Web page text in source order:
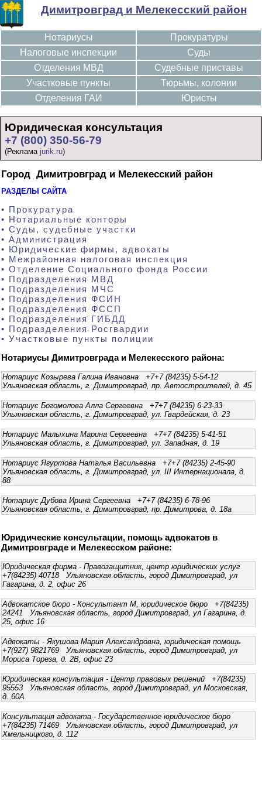
Димитровград и Мелекесский район
Нотариусы
Налоговые инспекции
Отделения МВД
Участковые пункты
Отделения ГАИ
Прокуратуры
Суды
Судебные приставы
Тюрьмы, колонии
Юристы
Юридическая консультация
+7 (800) 350-56-79
(Реклама jurik.ru)
Город Димитровград и Мелекесский район
РАЗДЕЛЫ САЙТА
• Прокуратура
• Нотариальные конторы
• Суды, судебные участки
• Администрация
• Юридические фирмы, адвокаты
• Межрайонная налоговая инспекция
• Отделение Социального фонда России
• Подразделения МВД
• Подразделения МЧС
• Подразделения ФСИН
• Подразделения ФССП
• Подразделения ГИБДД
• Подразделения Росгвардии
• Участковые пункты полиции
Нотариусы Димитровграда и Мелекесского района:
Нотариус Козырева Галина Ивановна +7+7 (84235) 5-54-12
Ульяновская область, г. Димитровград, пр. Автостроителей, д. 45
Нотариус Богомолова Алла Сергеевна +7+7 (84235) 6-23-33
Ульяновская область, г. Димитровград, ул. Гвардейская, д. 23
Нотариус Малыхина Марина Сергеевна +7+7 (84235) 5-41-51
Ульяновская область, г. Димитровград, ул. Западная, д. 19
Нотариус Ягуртова Наталья Васильевна +7+7 (84235) 2-45-90
Ульяновская область, г. Димитровград, ул. III Интернационала, д.
88
Нотариус Дубова Ирина Сергеевна +7+7 (84235) 6-78-96
Ульяновская область, г. Димитровград, пр. Димитрова, д. 18а
Юридические консультации, помощь адвокатов в
Димитровграде и Мелекесском районе:
Юридическая фирма - Правозащитник, центр юридических услуг
+7(84235) 40718 Ульяновская область, город Димитровград, ул
Гагарина, д. 2, офис 26
Адвокатское бюро - Консультант М, юридическое бюро +7(84235)
24241 Ульяновская область, город Димитровград, ул Гагарина, д.
25, офис 16
Адвокаты - Якушова Мария Александровна, юридическая помощь
+7(927) 9821769 Ульяновская область, город Димитровград, ул
Мориса Тореза, д. 2В, офис 23
Юридическая консультация - Центр правовых решений +7(84235)
95553 Ульяновская область, город Димитровград, ул Московская,
д. 60А
Консультация адвоката - Государственное юридическое бюро
+7(84235) 71469 Ульяновская область, город Димитровград, ул
Хмельницкого, д. 112